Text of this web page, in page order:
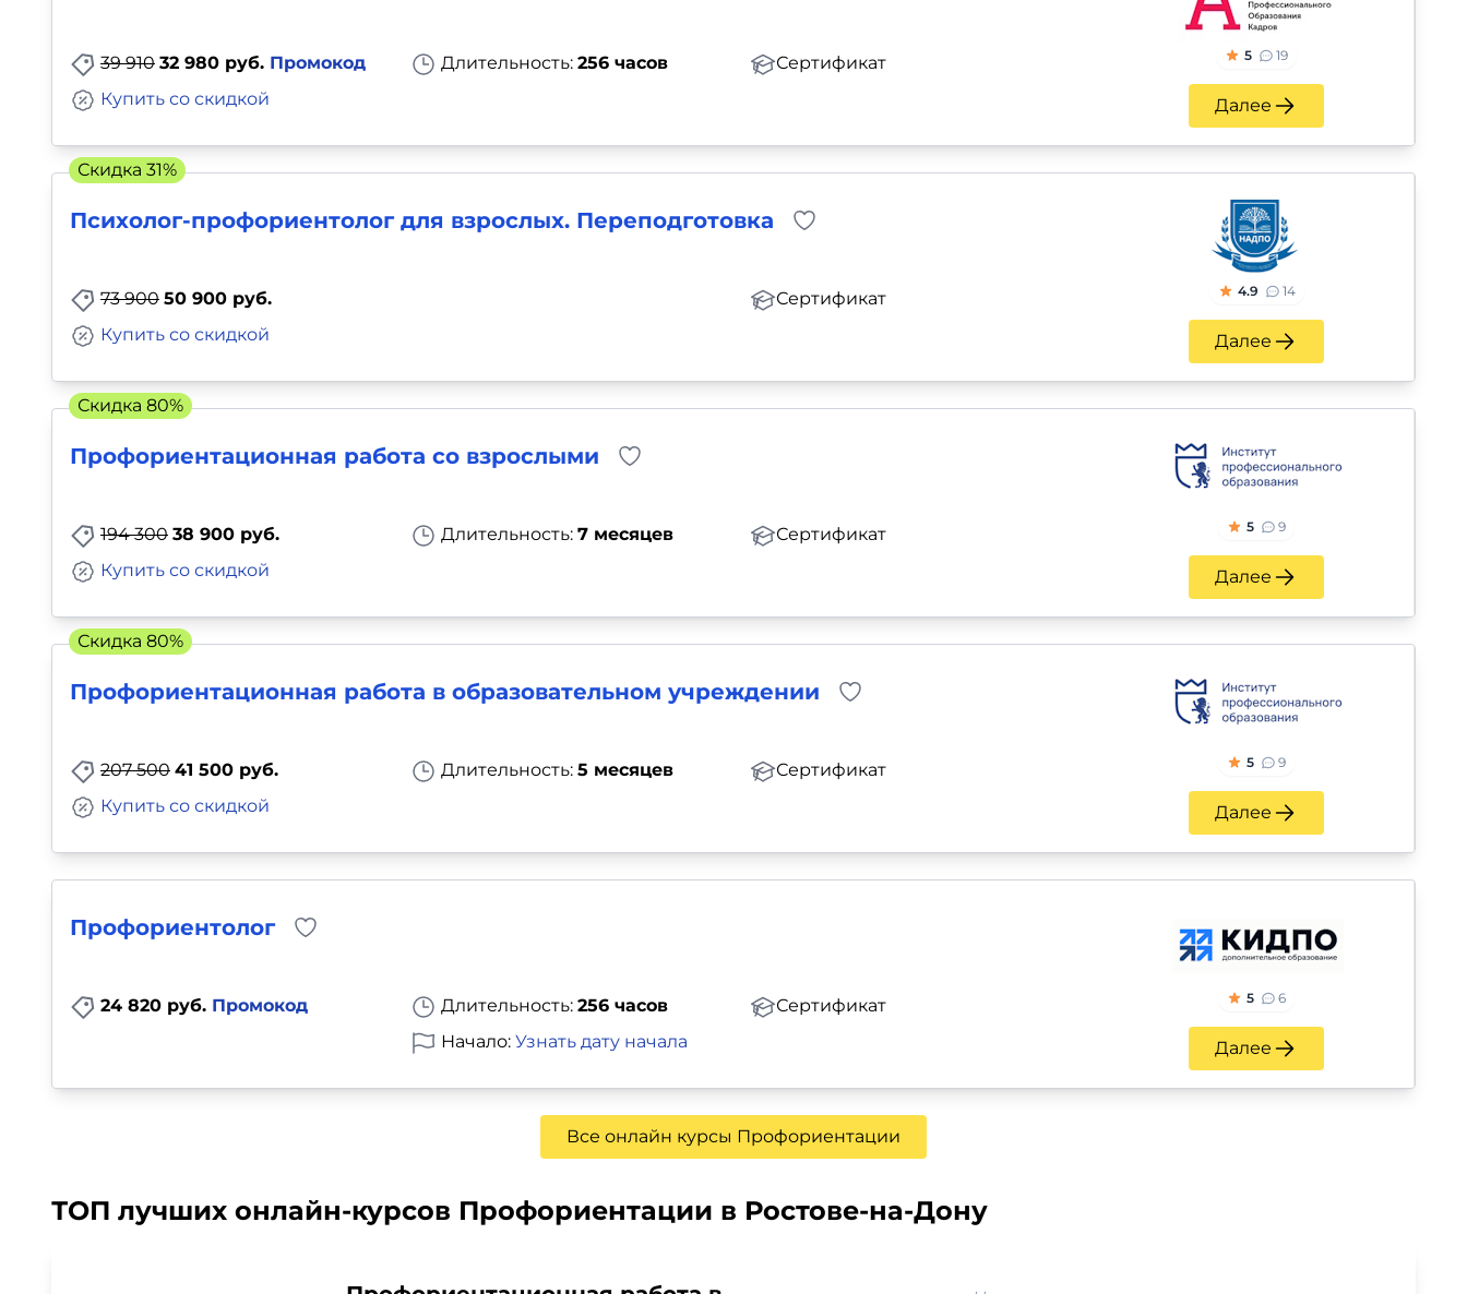
39 910 32 980 руб. Промокод Длительность: 256 часов
Сертификат
Купить со скидкой
5 19
Далее
Психолог-профориентолог для взрослых. Переподготовка
73 900 50 900 руб.
Сертификат
Купить со скидкой
4.9 14
Далее
Скидка 31%
Профориентационная работа со взрослыми
194 300 38 900 руб. Длительность: 7 месяцев
Сертификат
Купить со скидкой
5 9
Далее
Скидка 80%
Профориентационная работа в образовательном учреждении
207 500 41 500 руб. Длительность: 5 месяцев
Сертификат
Купить со скидкой
5 9
Далее
Скидка 80%
Профориентолог
24 820 руб. Промокод Длительность: 256 часов
Сертификат
Начало: Узнать дату начала
5 6
Далее
Все онлайн курсы Профориентации
ТОП лучших онлайн-курсов Профориентации в Ростове-на-Дону